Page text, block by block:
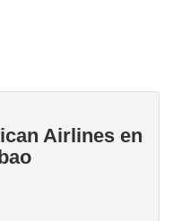
Airlines en